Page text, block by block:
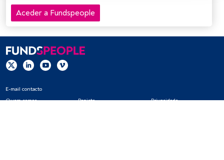
identificação. Armazenar as informações num dispositivo
e/ou aceder às mesmas. Publicidade e conteúdo
personalizados, medição de publicidade e conteúdo,
pesquisa de audiência e desenvolvimento de serviços.
Lista de parceiros (fornecedores)
Aceder a Fundspeople
E-mail contacto
Quem somos
Registo
Privacidade